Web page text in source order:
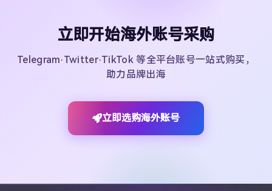
立即开始海外账号采购
Telegram·Twitter·TikTok 等全平台账号一站式购买，
助力品牌出海
立即选购海外账号